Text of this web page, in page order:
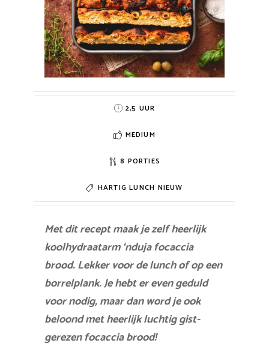
2,5 UUR
MEDIUM
8 PORTIES
HARTIGLUNCH NIEUW
Met dit recept maak je zelf heerlijk
koolhydraatarm ‘nduja focaccia
brood. Lekker voor de lunch of op een
borrelplank. Je hebt er even geduld
voor nodig, maar dan word je ook
beloond met heerlijk luchtig gist-
gerezen focaccia brood!